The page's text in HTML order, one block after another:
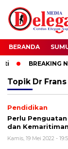
BERANDA
BREAKING
Topik Dr
Pendidikan
Perlu
dan Kemaritiman
Kamis, 19 Mei 2022 -